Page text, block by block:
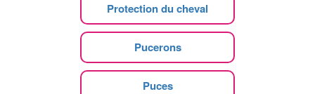
Protection du cheval
Pucerons
Puces